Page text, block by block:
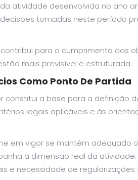
atividade desenvolvida no ano
tomadas neste período
para o cumprimento das
mais previsível e estruturada.
Como Ponto De Partida
constitui a base para a definição
legais aplicáveis e às
em vigor se mantém adequado
a dimensão real da
e necessidade de regularizações